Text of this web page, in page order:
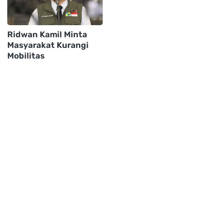
Ridwan Kamil Minta
Masyarakat Kurangi
Mobilitas